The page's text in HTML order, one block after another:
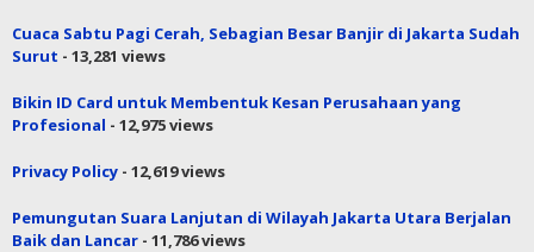
Cuaca Sabtu Pagi Cerah, Sebagian Besar Banjir di Jakarta Sudah
Surut - 13,281 views
Bikin ID Card untuk Membentuk Kesan Perusahaan yang
Profesional - 12,975 views
Privacy Policy - 12,619 views
Pemungutan Suara Lanjutan di Wilayah Jakarta Utara Berjalan
Baik dan Lancar - 11,786 views